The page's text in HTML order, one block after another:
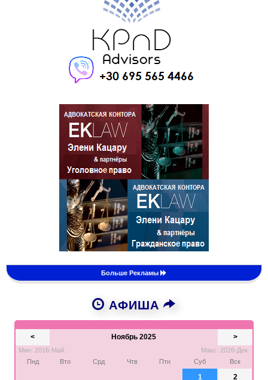
Больше Рекламы
АФИША
< Ноябрь 2025 >
Мин: 2016-Май.
Макс: 2026-Дек.
Пнд
Вто Срд Чтв Птн Суб Вск
1 2